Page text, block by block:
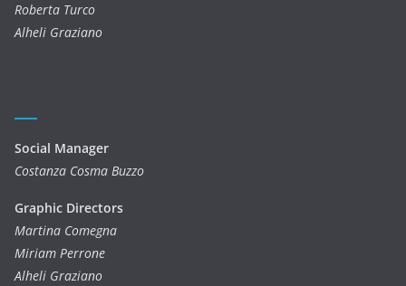
Roberta Turco
Alheli Graziano
Social Manager
Costanza Cosma Buzzo
Graphic Directors
Martina Comegna
Miriam Perrone
Alheli Graziano